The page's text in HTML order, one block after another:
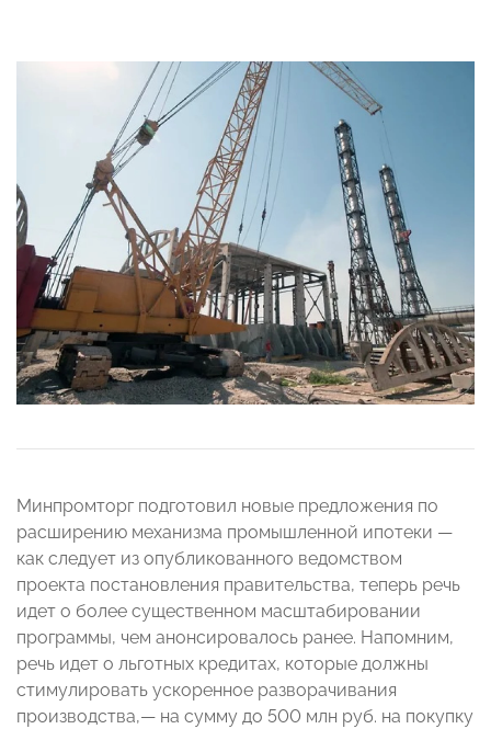
Минпромторг подготовил новые предложения по
расширению механизма промышленной ипотеки —
как следует из опубликованного ведомством
проекта постановления правительства, теперь речь
идет о более существенном масштабировании
программы, чем анонсировалось ранее. Напомним,
речь идет о льготных кредитах, которые должны
стимулировать ускоренное разворачивания
производства,— на сумму до 500 млн руб. на покупку